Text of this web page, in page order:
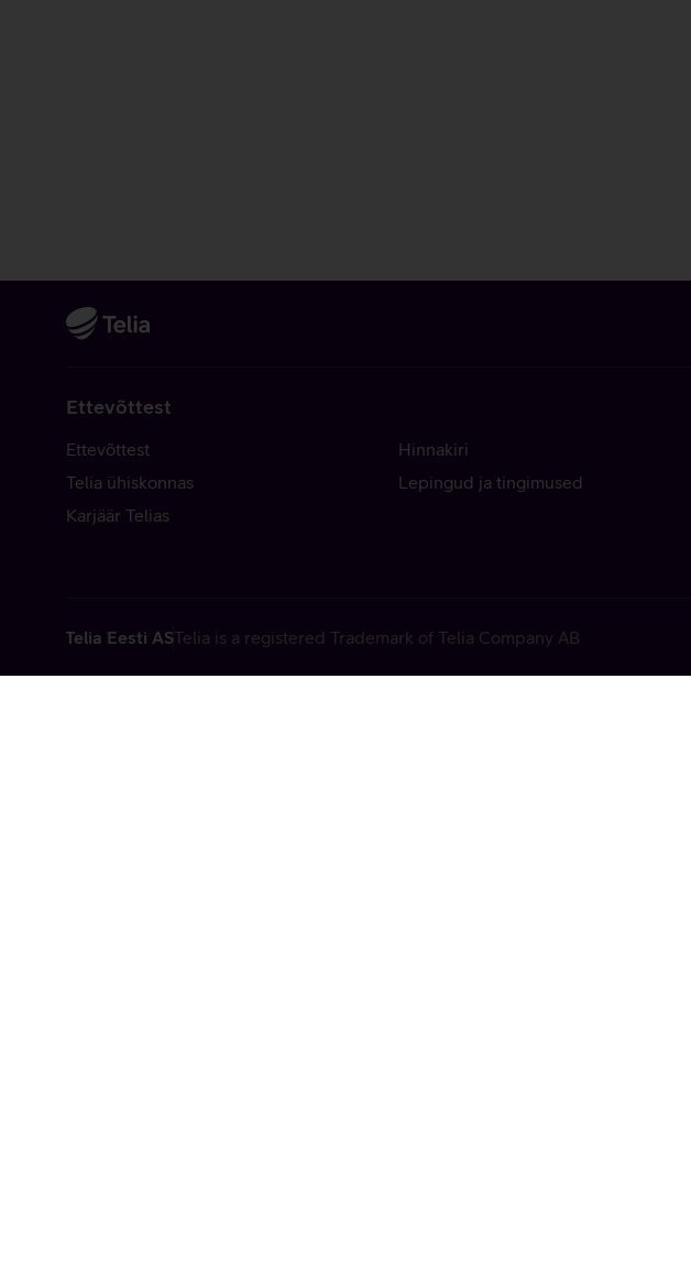
Ettevõttest
Ettevõttest
Telia ühiskonnas
Karjäär Telias
Hinnakiri
Lepingud ja tingimused
Telia Eesti ASTelia is a registered Trademark of Telia Company AB